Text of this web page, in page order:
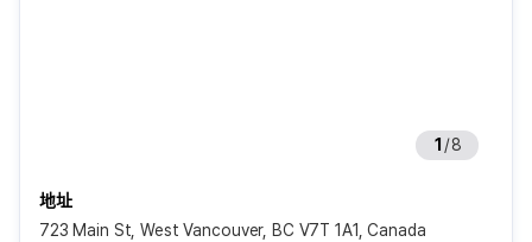
1 /8
地址
723 Main St, West Vancouver, BC V7T 1A1, Canada